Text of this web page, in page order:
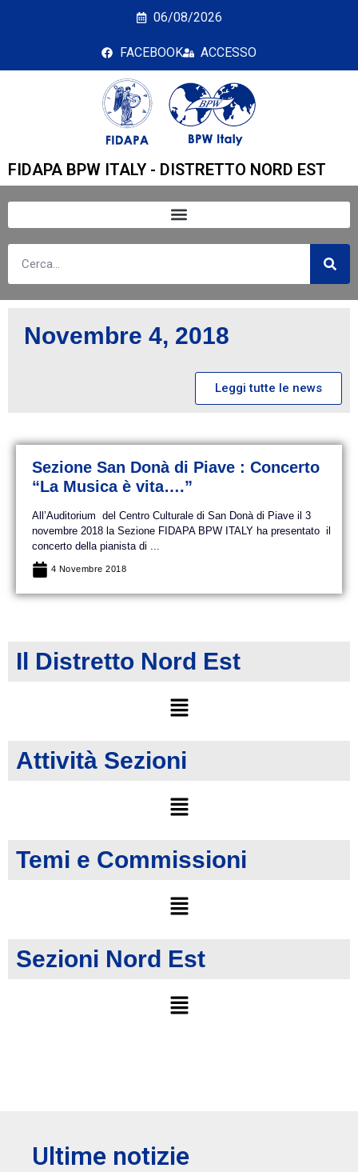
Giorno: <span>4
06/08/2026
FACEBOOK ACCESSO
FIDAPA BPW ITALY - DISTRETTO NORD EST
Novembre 4, 2018
Leggi tutte le news
Sezione San Donà di Piave : Concerto
“La Musica è vita….”
All’Auditorium del Centro Culturale di San Donà di Piave il 3
novembre 2018 la Sezione FIDAPA BPW ITALY ha presentato il
concerto della pianista di ...
4 Novembre 2018
Il Distretto Nord Est
Attività Sezioni
Temi e Commissioni
Sezioni Nord Est
Ultime notizie